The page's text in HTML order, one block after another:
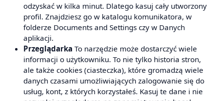
odzyskać w kilka minut. Dlatego kasuj cały utworzony
profil. Znajdziesz go w katalogu komunikatora, w
folderze Documents and Settings czy w Danych
aplikacji.
Przeglądarka To narzędzie może dostarczyć wiele
informacji o użytkowniku. To nie tylko historia stron,
ale także cookies (ciasteczka), które gromadzą wiele
danych czasami umożliwiających zalogowanie się do
usług, kont, z których korzystałeś. Kasuj te dane i nie